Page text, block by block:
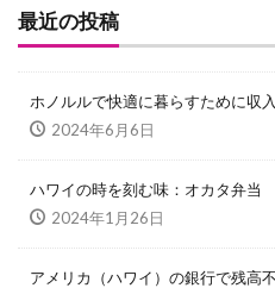
最近の投稿
ホノルルで快適に暮らすために収
2024年6月6日
ハワイの時を刻む味：オカタ弁当
2024年1月26日
アメリカ（ハワイ）の銀行で残高